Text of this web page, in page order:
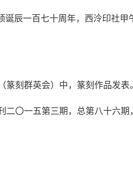
诞辰一百七十周年，西泠印社甲
刻群英会）中，篆刻作品发表。
二〇一五第三期，总第八十六期